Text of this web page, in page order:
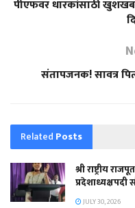
पीएफवर धारकांसाठी
संतापजनक! सावत्र
Related Posts
श्री राष्ट्रीय
JULY 30, 2026